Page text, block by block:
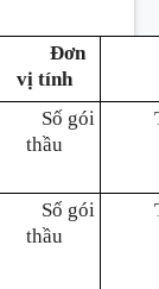
Đơn
vị tính
Số gói
thầu
Số gói
thầu